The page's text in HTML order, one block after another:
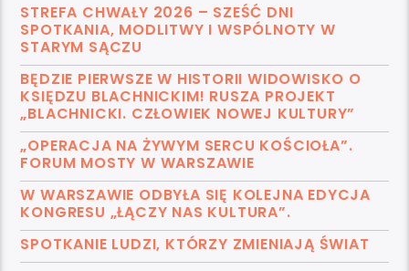
STREFA CHWAŁY 2026 – SZEŚĆ DNI
SPOTKANIA, MODLITWY I WSPÓLNOTY W
STARYM SĄCZU
BĘDZIE PIERWSZE W HISTORII WIDOWISKO O
KSIĘDZU BLACHNICKIM! RUSZA PROJEKT
„BLACHNICKI. CZŁOWIEK NOWEJ KULTURY”
„OPERACJA NA ŻYWYM SERCU KOŚCIOŁA”.
FORUM MOSTY W WARSZAWIE
W WARSZAWIE ODBYŁA SIĘ KOLEJNA EDYCJA
KONGRESU „ŁĄCZY NAS KULTURA”.
SPOTKANIE LUDZI, KTÓRZY ZMIENIAJĄ ŚWIAT